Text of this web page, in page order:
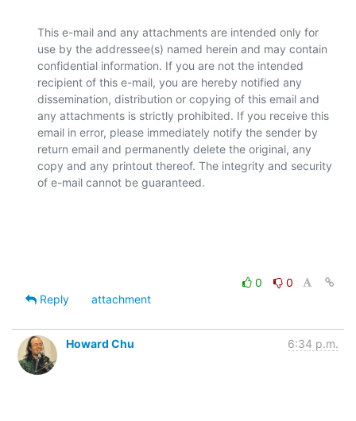
This e-mail and any attachments are intended only for
use by the addressee(s) named herein and may contain
confidential information. If you are not the intended
recipient of this e-mail, you are hereby notified any
dissemination, distribution or copying of this email and
any attachments is strictly prohibited. If you receive this
email in error, please immediately notify the sender by
return email and permanently delete the original, any
copy and any printout thereof. The integrity and security
of e-mail cannot be guaranteed.
0
0
Reply
attachment
Howard Chu 6:34 p.m.